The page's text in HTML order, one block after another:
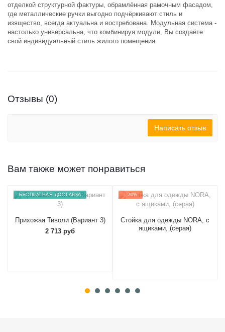
отделкой структурной фактуры, обрамлённая рамочным фасадом,
где металлические ручки выгодно подчёркивают стиль и
изящество, всегда актуальна и востребована. Модульная система -
настолько универсальна, что комбинируя модули, Вы создаёте
свой индивидуальный стиль жилого помещения.
Отзывы (0)
Написать отзыв
Вам также может понравиться
БЕСПЛАТНАЯ ДОСТАВКА
Прихожая Тиволи (Вариант 3)
2 713 руб
- 20%
Стойка для одежды NORA, с
ящиками, (серая)